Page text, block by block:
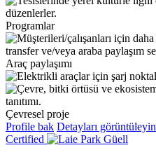
Programlar
Araç paylaşımı
Çevresel proje
Profile bak Detayları görüntüleyin
Certified